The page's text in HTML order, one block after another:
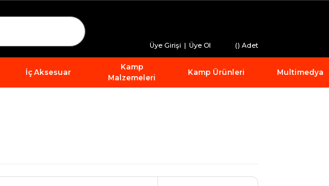
Üye Girişi | Üye Ol () Adet
İç Aksesuar
Kamp
Malzemeleri
Kamp Ürünleri Multimedya